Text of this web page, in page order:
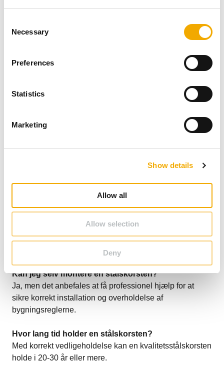
Necessary
Preferences
Statistics
Marketing
Show details
Allow all
Allow selection
Deny
Kontakt en fagperson, hvis du er i tvivl – En
installation.
FAQ: Ofte stillede spørgsmål om
Prisen varierer afhængigt af højden, isoleringen og
Hvordan vedligeholder jeg en stålskorsten?
Rens skorstenen mindst én gang om året for at fjerne
sod og sikre optimal funktion. Brug en autoriseret
Kan jeg selv montere en stålskorsten?
Ja, men det anbefales at få professionel hjælp for at
sikre korrekt installation og overholdelse af
bygningsreglerne.
Hvor lang tid holder en stålskorsten?
Med korrekt vedligeholdelse kan en kvalitetsstålskorsten
holde i 20-30 år eller mere.